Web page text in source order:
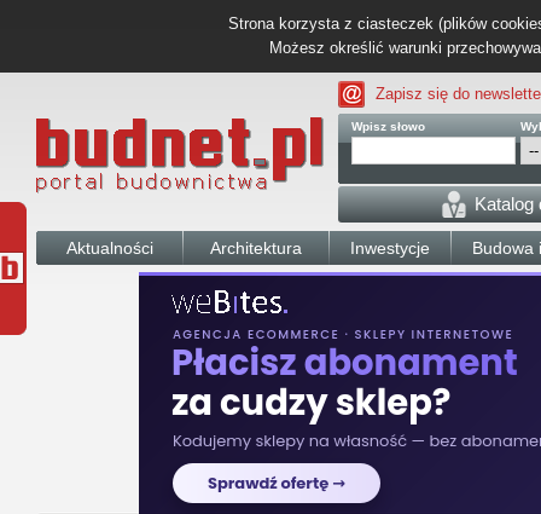
Strona korzysta z ciasteczek (plików
Możesz określić warunki
Zapisz się do
Wpisz słowo
Katalog
Aktualności Architektura Inwestycje Budowa